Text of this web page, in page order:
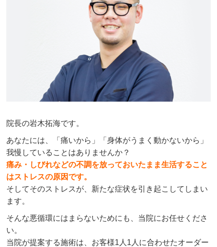
院長の岩木拓海です。
あなたには、「痛いから」「身体がうまく動かないから」
我慢していることはありませんか？
痛み・しびれなどの不調を放っておいたまま生活すること
はストレスの原因です。
そしてそのストレスが、新たな症状を引き起こしてしまい
ます。
そんな悪循環にはまらないためにも、当院にお任せくださ
い。
当院が提案する施術は、お客様1人1人に合わせたオーダー